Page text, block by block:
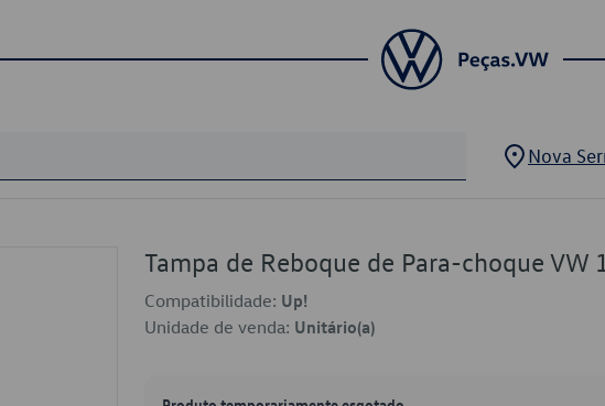
Nova
Tampa de Reboque de Para-choque VW
Compatibilidade: Up!
Unidade de venda: Unitário(a)